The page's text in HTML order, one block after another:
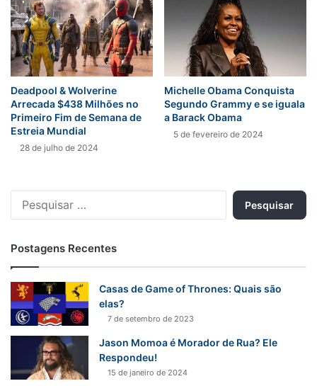
Deadpool & Wolverine
Arrecada $438 Milhões no
Primeiro Fim de Semana de
Estreia Mundial
28 de julho de 2024
Michelle Obama Conquista
Segundo Grammy e se iguala
a Barack Obama
5 de fevereiro de 2024
Pesquisar
por:
Postagens Recentes
Casas de Game of Thrones: Quais são
elas?
7 de setembro de 2023
Jason Momoa é Morador de Rua? Ele
Respondeu!
15 de janeiro de 2024